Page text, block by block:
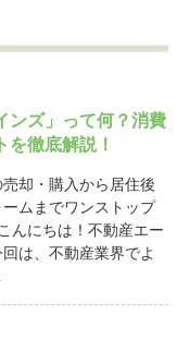
ンズ」って何？消費
を徹底解説！
却・購入から居住後
ムまでワンストップ
んにちは！不動産エー
は、不動産業界でよ